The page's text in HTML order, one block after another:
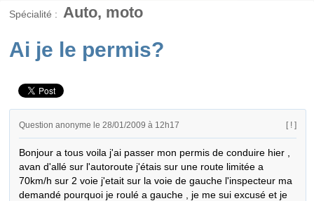
Spécialité : Auto, moto
Ai je le permis?
Question anonyme le 28/01/2009 à 12h17 [ ! ]
Bonjour a tous voila j'ai passer mon permis de conduire hier ,
avan d'allé sur l'autoroute j'étais sur une route limitée a
70km/h sur 2 voie j'etait sur la voie de gauche l'inspecteur ma
demandé pourquoi je roulé a gauche , je me sui excusé et je